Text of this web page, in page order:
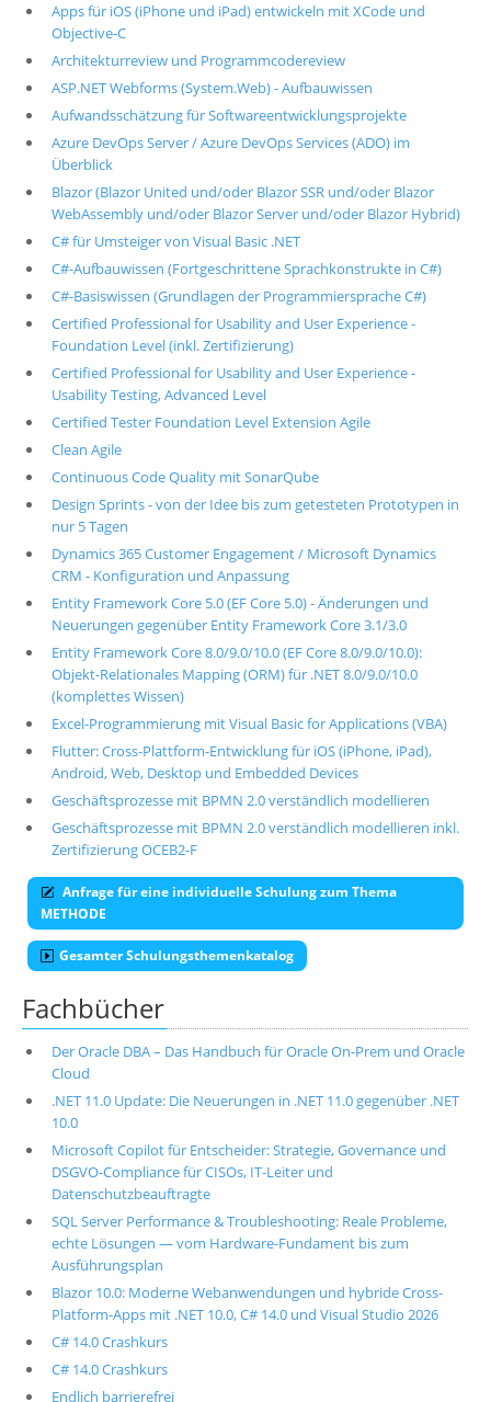
Apps für iOS (iPhone und iPad) entwickeln mit XCode und
Objective-C
Architekturreview und Programmcodereview
ASP.NET Webforms (System.Web) - Aufbauwissen
Aufwandsschätzung für Softwareentwicklungsprojekte
Azure DevOps Server / Azure DevOps Services (ADO) im
Überblick
Blazor (Blazor United und/oder Blazor SSR und/oder Blazor
WebAssembly und/oder Blazor Server und/oder Blazor Hybrid)
C# für Umsteiger von Visual Basic .NET
C#-Aufbauwissen (Fortgeschrittene Sprachkonstrukte in C#)
C#-Basiswissen (Grundlagen der Programmiersprache C#)
Certified Professional for Usability and User Experience -
Foundation Level (inkl. Zertifizierung)
Certified Professional for Usability and User Experience -
Usability Testing, Advanced Level
Certified Tester Foundation Level Extension Agile
Clean Agile
Continuous Code Quality mit SonarQube
Design Sprints - von der Idee bis zum getesteten Prototypen in
nur 5 Tagen
Dynamics 365 Customer Engagement / Microsoft Dynamics
CRM - Konfiguration und Anpassung
Entity Framework Core 5.0 (EF Core 5.0) - Änderungen und
Neuerungen gegenüber Entity Framework Core 3.1/3.0
Entity Framework Core 8.0/9.0/10.0 (EF Core 8.0/9.0/10.0):
Objekt-Relationales Mapping (ORM) für .NET 8.0/9.0/10.0
(komplettes Wissen)
Excel-Programmierung mit Visual Basic for Applications (VBA)
Flutter: Cross-Plattform-Entwicklung für iOS (iPhone, iPad),
Android, Web, Desktop und Embedded Devices
Geschäftsprozesse mit BPMN 2.0 verständlich modellieren
Geschäftsprozesse mit BPMN 2.0 verständlich modellieren inkl.
Zertifizierung OCEB2-F
Anfrage für eine individuelle Schulung zum Thema
METHODE
Gesamter Schulungsthemenkatalog
Fachbücher
Der Oracle DBA – Das Handbuch für Oracle On-Prem und Oracle
Cloud
.NET 11.0 Update: Die Neuerungen in .NET 11.0 gegenüber .NET
10.0
Microsoft Copilot für Entscheider: Strategie, Governance und
DSGVO-Compliance für CISOs, IT-Leiter und
Datenschutzbeauftragte
SQL Server Performance & Troubleshooting: Reale Probleme,
echte Lösungen — vom Hardware-Fundament bis zum
Ausführungsplan
Blazor 10.0: Moderne Webanwendungen und hybride Cross-
Platform-Apps mit .NET 10.0, C# 14.0 und Visual Studio 2026
C# 14.0 Crashkurs
C# 14.0 Crashkurs
Endlich barrierefrei